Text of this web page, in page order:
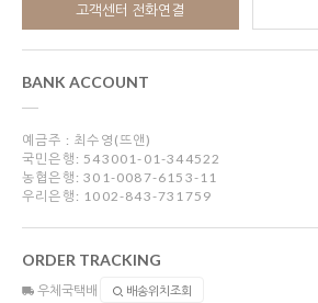
고객센터 전화연결
BANK ACCOUNT
예금주 : 최수영(뜨앤)
국민은행: 543001-01-344522
농협은행: 301-0087-6153-11
우리은행: 1002-843-731759
ORDER TRACKING
우체국택배 배송위치조회